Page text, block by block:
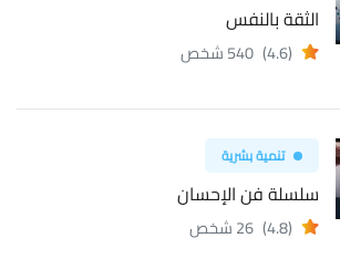
الثقة بالنفس
(4.6) 540 شخص
تنمية بشرية
سلسلة فن الإحسان
(4.8) 26 شخص